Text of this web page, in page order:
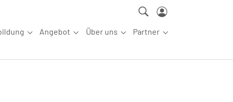
Submenu for "Aus-/Fortbildung"
Angebot
Submenu for "Angebot"
Über uns
Submenu for "Über uns"
Partner
Submenu for